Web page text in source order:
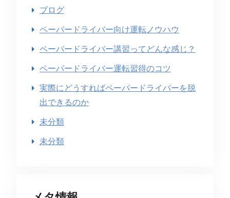
ブログ
ペーパードライバー向け運転ノウハウ
ペーパードライバー講習ってどんな感じ？
ペーパードライバー運転習得のコツ
実際にどうすればペーパードライバーを脱
出できるのか
未分類
未分類